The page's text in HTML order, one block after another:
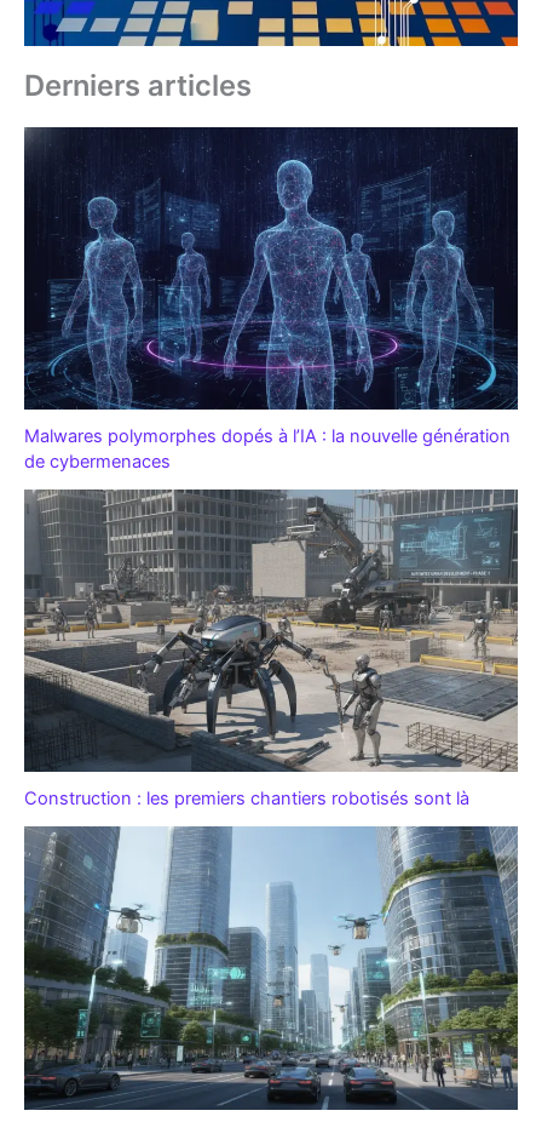
Derniers articles
Malwares polymorphes dopés à l’IA : la nouvelle génération
de cybermenaces
Construction : les premiers chantiers robotisés sont là